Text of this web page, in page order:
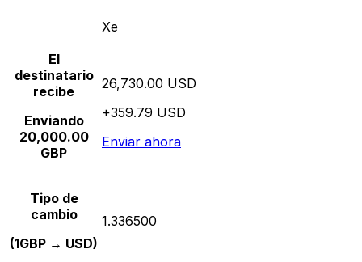
Xe
El
destinatario
recibe
Enviando
20,000.00
GBP
26,730.00 USD
+359.79 USD
Enviar ahora
Tipo de
cambio
(1GBP → USD)
1.336500